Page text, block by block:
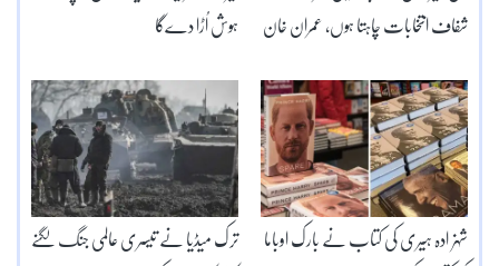
ہوش اُڑا دےگا شفاف انتخابات چاہتا ہوں، عمران خان
ترک میڈیا نے تیسری عالمی جنگ لگنے شہزادہ ہیری کی کتاب نے بارک اوباما